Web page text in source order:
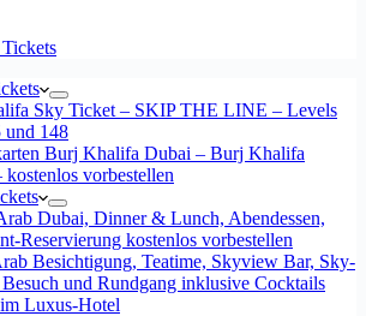
Sky Ticket – SKIP THE LINE – Levels
und 148
Burj Khalifa Dubai – Burj Khalifa
kostenlos vorbestellen
Dubai, Dinner & Lunch, Abendessen,
Reservierung kostenlos vorbestellen
Besichtigung, Teatime, Skyview Bar, Sky-
und Rundgang inklusive Cocktails
Luxus-Hotel